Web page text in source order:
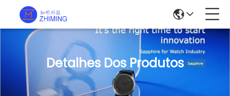
Detalhes Dos Produtos